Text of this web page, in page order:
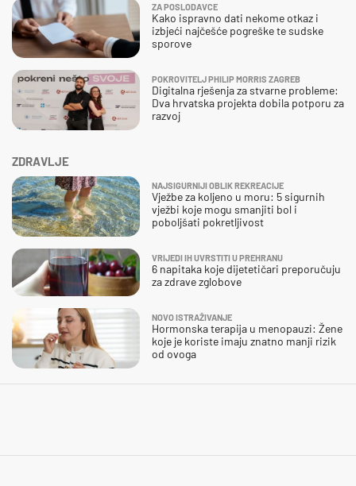
ZDRAVLJE
NAJSIGURNIJI OBLIK REKREACIJE
Vježbe za koljeno u moru: 5 sigurnih
vježbi koje mogu smanjiti bol i
poboljšati pokretljivost
VRIJEDI IH UVRSTITI U PREHRANU
6 napitaka koje dijetetičari preporučuju
za zdrave zglobove
NOVO ISTRAŽIVANJE
Hormonska terapija u menopauzi: Žene
koje je koriste imaju znatno manji rizik
od ovoga
ZA POSLODAVCE
Kako ispravno dati nekome otkaz i
izbjeći najčešće pogreške te sudske
sporove
POKROVITELJ PHILIP MORRIS ZAGREB
Digitalna rješenja za stvarne probleme:
Dva hrvatska projekta dobila potporu za
razvoj